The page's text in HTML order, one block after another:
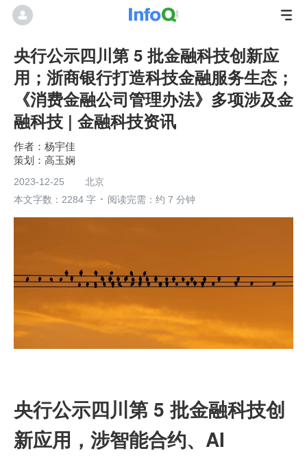
央行公示四川第 5 批金融科技创新应
用；浙商银行打造科技金融服务生态；
《消费金融公司管理办法》多项涉及金
融科技 | 金融科技资讯
杨宇佳
高玉娴
2023-12-25
北京
本文字数：2284 字
阅读完需：约 7 分钟
央行公示四川第 5 批金融科技创
新应用，涉智能合约、AI